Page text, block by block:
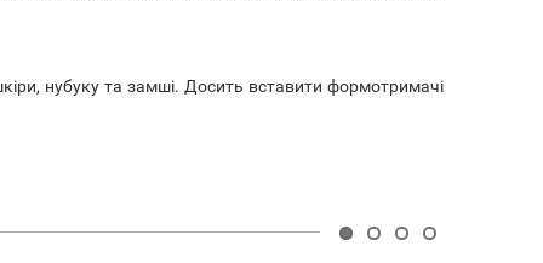
нубуку та замші. Досить вставити формотримачі